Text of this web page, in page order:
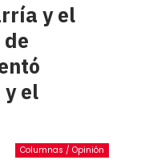
y el
el
Columnas / Opinión